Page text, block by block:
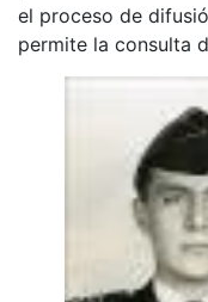
el proceso de
permite la consulta